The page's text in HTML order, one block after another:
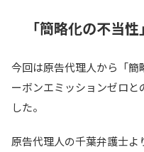
「簡略化の不当性」
今回は原告代理人から「簡
ーボンエミッションゼロ
した。
原告代理人の千葉弁護士